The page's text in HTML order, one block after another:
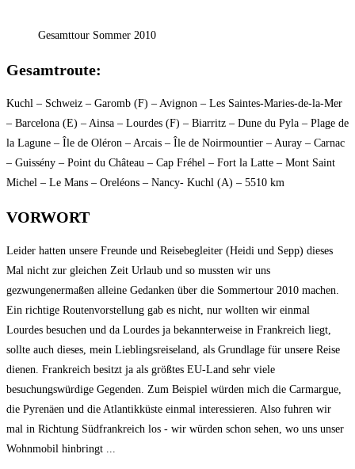
Gesamttour Sommer 2010
Gesamtroute:
Kuchl – Schweiz – Garomb (F) – Avignon – Les Saintes-Maries-de-la-Mer
– Barcelona (E) – Ainsa – Lourdes (F) – Biarritz – Dune du Pyla – Plage de
la Lagune – Île de Oléron – Arcais – Île de Noirmountier – Auray – Carnac
– Guissény – Point du Château – Cap Fréhel – Fort la Latte – Mont Saint
Michel – Le Mans – Oreléons – Nancy- Kuchl (A) – 5510 km
VORWORT
Leider hatten unsere Freunde und Reisebegleiter (Heidi und Sepp) dieses
Mal nicht zur gleichen Zeit Urlaub und so mussten wir uns
gezwungenermaßen alleine Gedanken über die Sommertour 2010 machen.
Ein richtige Routenvorstellung gab es nicht, nur wollten wir einmal
Lourdes besuchen und da Lourdes ja bekannterweise in Frankreich liegt,
sollte auch dieses, mein Lieblingsreiseland, als Grundlage für unsere Reise
dienen. Frankreich besitzt ja als größtes EU-Land sehr viele
besuchungswürdige Gegenden. Zum Beispiel würden mich die Carmargue,
die Pyrenäen und die Atlantikküste einmal interessieren. Also fuhren wir
mal in Richtung Südfrankreich los - wir würden schon sehen, wo uns unser
Wohnmobil hinbringt ...